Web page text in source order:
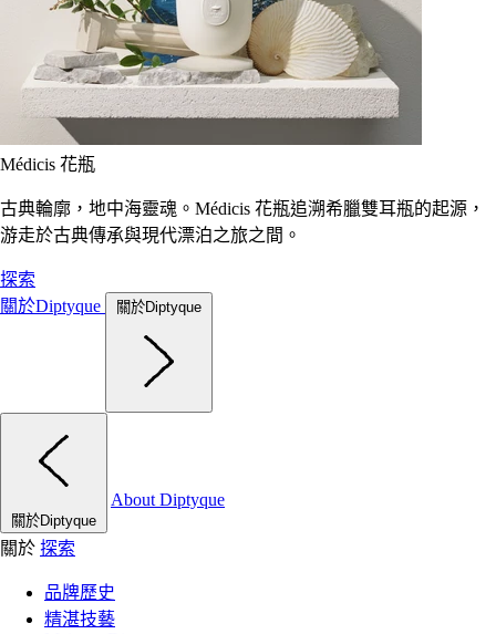
Médicis 花瓶
古典輪廓，地中海靈魂。Médicis 花瓶追溯希臘雙耳瓶的起源，
游走於古典傳承與現代漂泊之旅之間。
探索
關於Diptyque
關於Diptyque
關於Diptyque
About Diptyque
關於 探索
品牌歷史
精湛技藝